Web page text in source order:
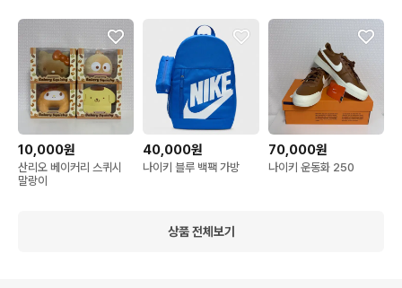
10,000원
산리오 베이커리 스퀴시
말랑이
40,000원
나이키 블루 백팩 가방
70,000원
나이키 운동화 250
상품 전체보기